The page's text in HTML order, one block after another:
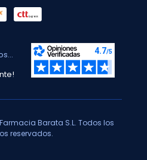
Barata S.L. Todos los
reservados.